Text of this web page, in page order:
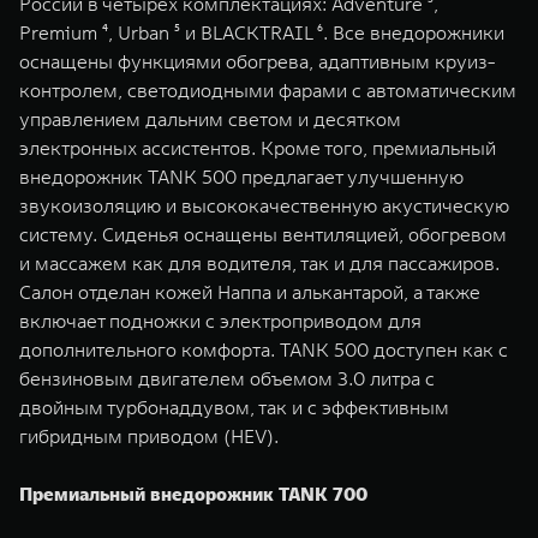
Premium ⁴, Urban ⁵ и BLACKTRAIL ⁶. Все внедорожники
оснащены функциями обогрева, адаптивным круиз-
контролем, светодиодными фарами с автоматическим
управлением дальним светом и десятком
электронных ассистентов. Кроме того, премиальный
внедорожник TANK 500 предлагает улучшенную
звукоизоляцию и высококачественную акустическую
систему. Сиденья оснащены вентиляцией, обогревом
и массажем как для водителя, так и для пассажиров.
Салон отделан кожей Наппа и алькантарой, а также
включает подножки с электроприводом для
дополнительного комфорта. TANK 500 доступен как с
бензиновым двигателем объемом 3.0 литра с
двойным турбонаддувом, так и с эффективным
гибридным приводом (HEV).
Премиальный внедорожник TANK 700